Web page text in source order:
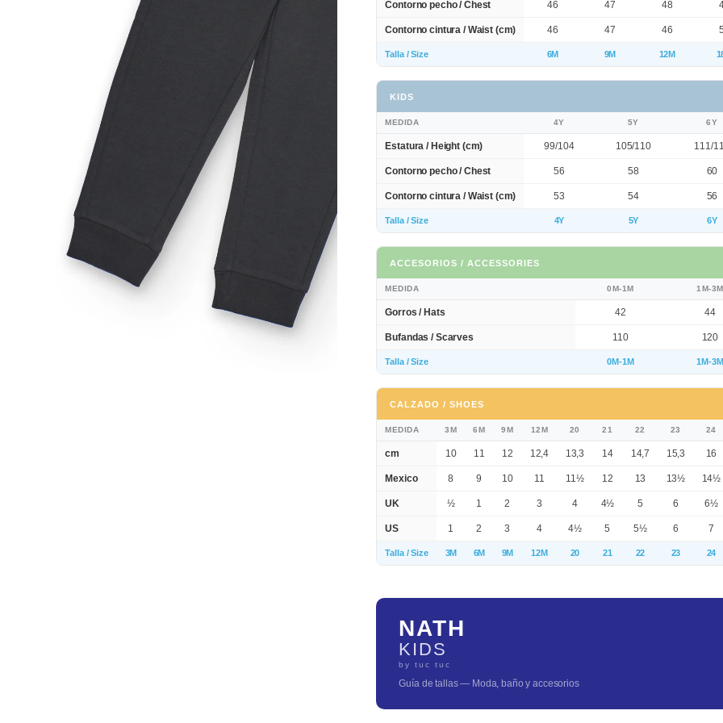
Contorno pecho / Chest 46 47 48
Contorno cintura / Waist (cm) 46 47 46
Talla / Size 6M 9M 12M
KIDS
MEDIDA 4Y 5Y 6Y
Estatura / Height (cm) 99/104 105/110 111/
Contorno pecho / Chest 56 58 60
Contorno cintura / Waist (cm) 53 54 56
Talla / Size 4Y 5Y 6Y
ACCESORIOS / ACCESSORIES
MEDIDA 0M-1M 1M-3M
Gorros / Hats 42 44
Bufandas / Scarves 110 120
Talla / Size 0M-1M 1M-3M
CALZADO / SHOES
MEDIDA 3M 6M 9M 12M 20 21 22 23 24
cm 10 11 12 12,4 13,3 14 14,7 15,3 16
Mexico 8 9 10 11 11½ 12 13 13½ 14½
UK ½ 1 2 3 4 4½ 5 6 6½
US 1 2 3 4 4½ 5 5½ 6 7
Talla / Size 3M 6M 9M 12M 20 21 22 23 24
NATH
KIDS
by tuc tuc
Guía de tallas — Moda, baño y accesorios